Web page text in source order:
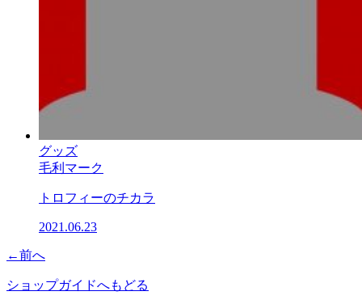
グッズ
毛利マーク
トロフィーのチカラ
2021.06.23
←前へ
ショップガイドへもどる